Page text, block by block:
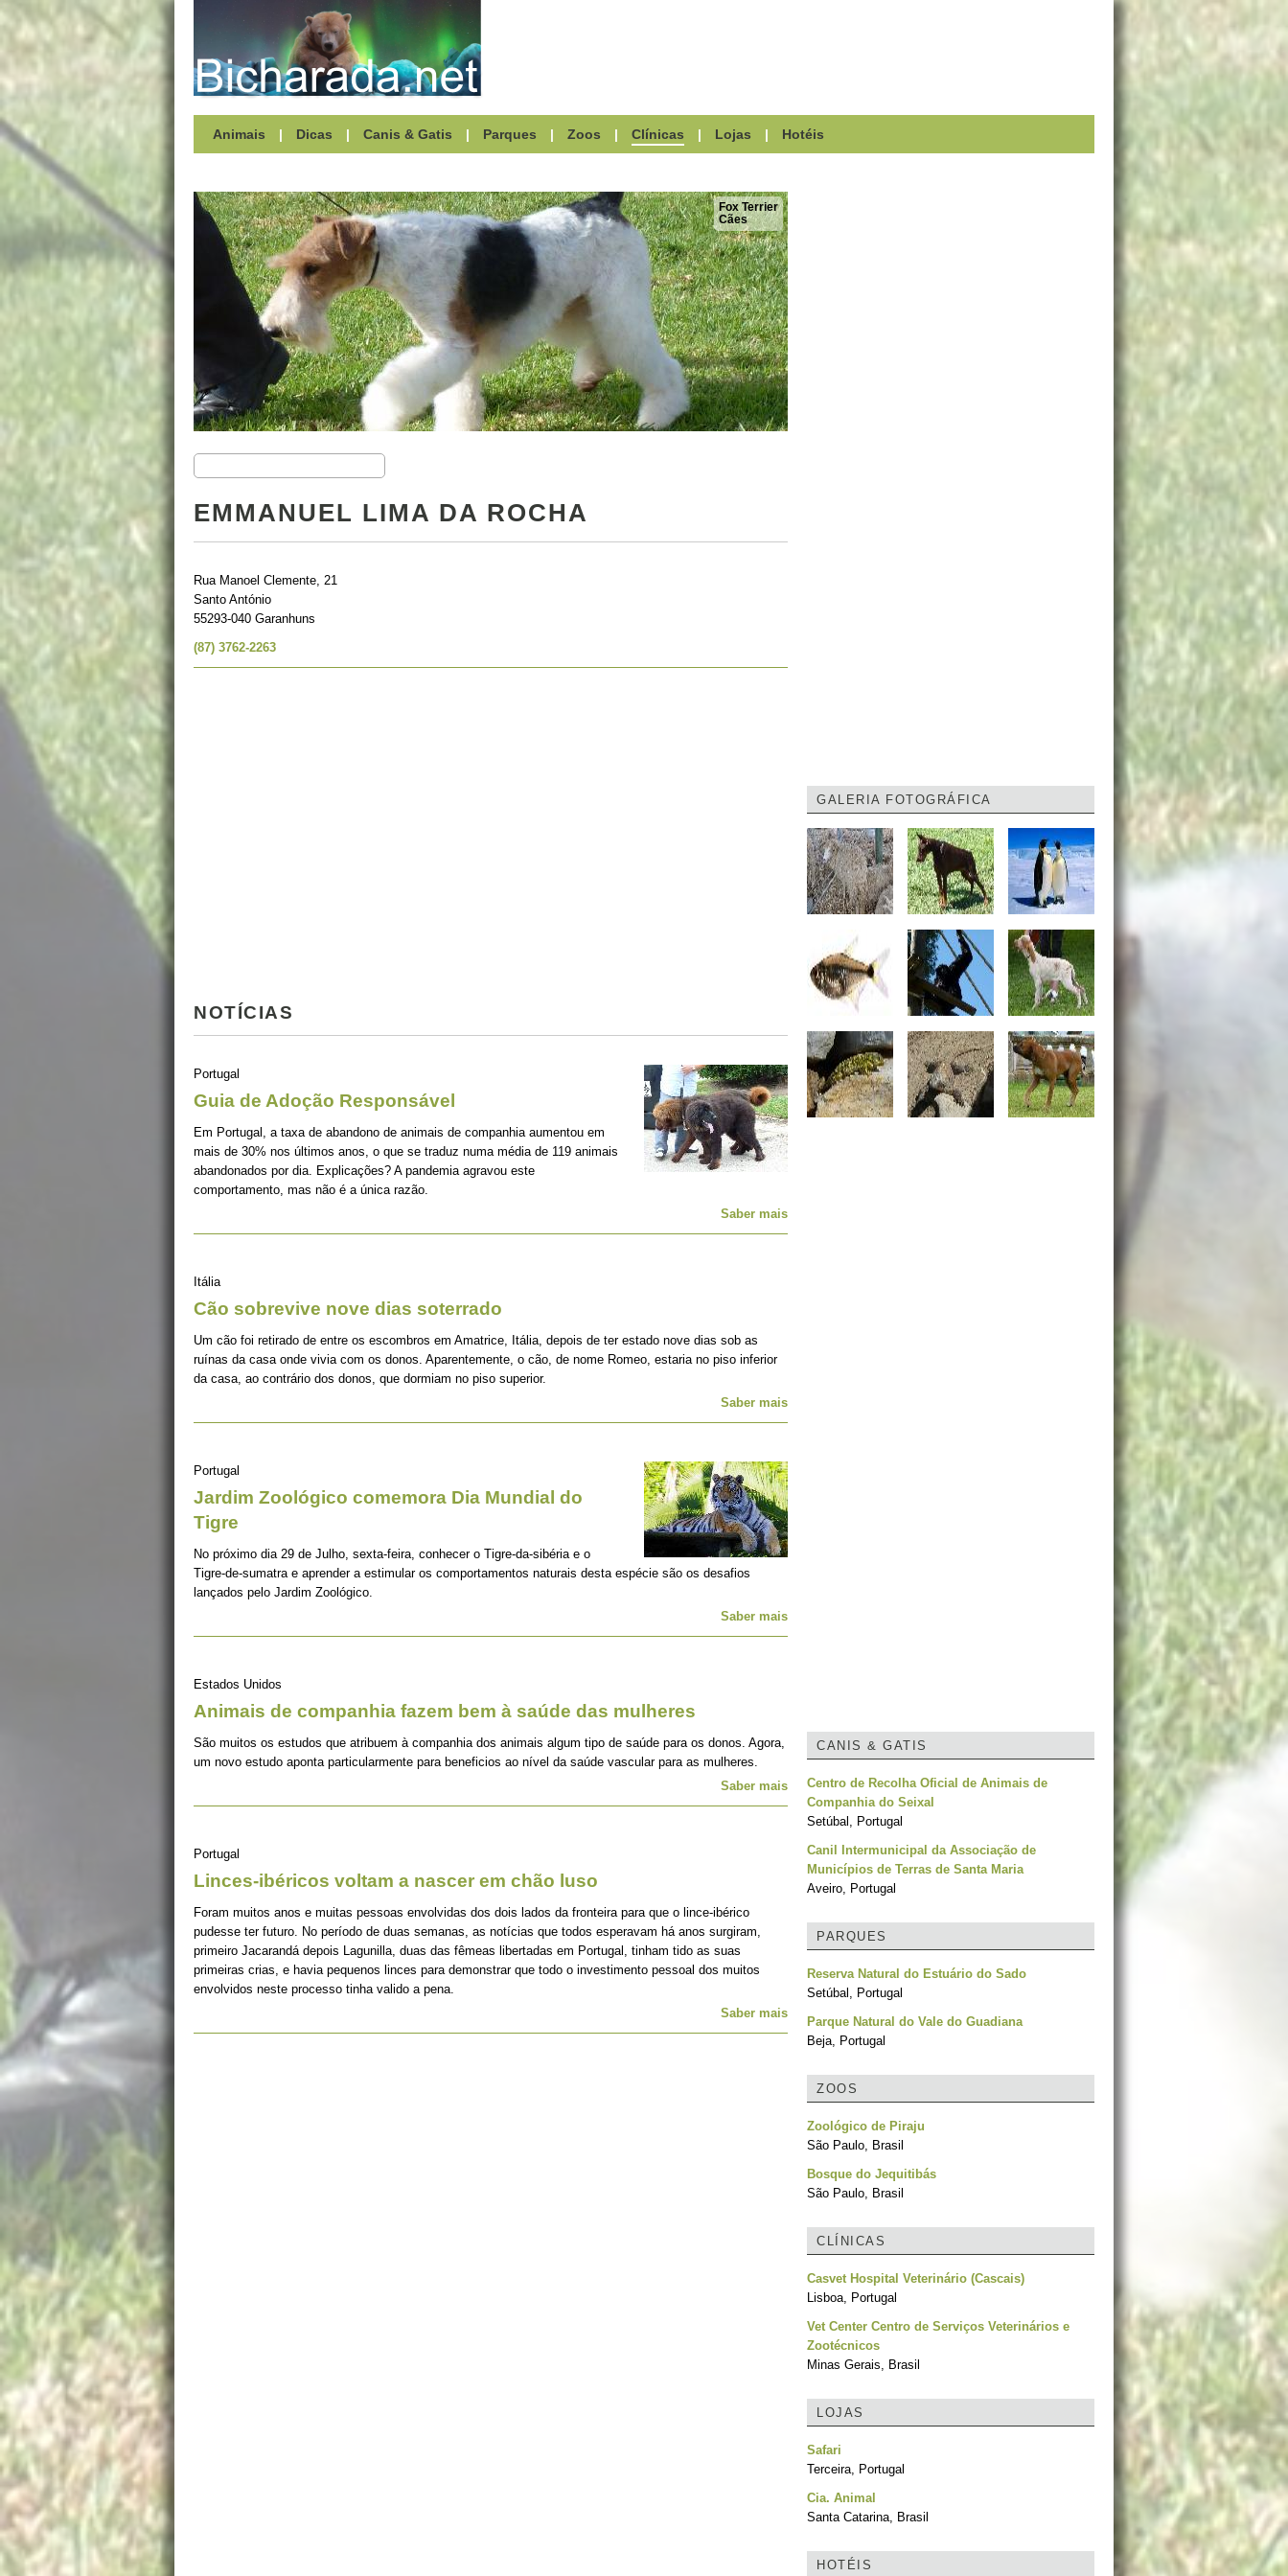
Animais | Dicas | Canis & Gatis | Parques | Zoos | Clínicas | Lojas | Hotéis
Fox Terrier
Cães
EMMANUEL LIMA DA ROCHA
Rua Manoel Clemente, 21
Santo António
55293-040 Garanhuns
(87) 3762-2263
NOTÍCIAS
Portugal
Guia de Adoção Responsável
Em Portugal, a taxa de abandono de animais de companhia aumentou em
mais de 30% nos últimos anos, o que se traduz numa média de 119 animais
abandonados por dia. Explicações? A pandemia agravou este
comportamento, mas não é a única razão.
Saber mais
Itália
Cão sobrevive nove dias soterrado
Um cão foi retirado de entre os escombros em Amatrice, Itália, depois de ter estado nove dias sob as
ruínas da casa onde vivia com os donos. Aparentemente, o cão, de nome Romeo, estaria no piso inferior
da casa, ao contrário dos donos, que dormiam no piso superior.
Saber mais
Portugal
Jardim Zoológico comemora Dia Mundial do
Tigre
No próximo dia 29 de Julho, sexta-feira, conhecer o Tigre-da-sibéria e o
Tigre-de-sumatra e aprender a estimular os comportamentos naturais desta espécie são os desafios
lançados pelo Jardim Zoológico.
Saber mais
Estados Unidos
Animais de companhia fazem bem à saúde das mulheres
São muitos os estudos que atribuem à companhia dos animais algum tipo de saúde para os donos. Agora,
um novo estudo aponta particularmente para beneficios ao nível da saúde vascular para as mulheres.
Saber mais
Portugal
Linces-ibéricos voltam a nascer em chão luso
Foram muitos anos e muitas pessoas envolvidas dos dois lados da fronteira para que o lince-ibérico
pudesse ter futuro. No período de duas semanas, as notícias que todos esperavam há anos surgiram,
primeiro Jacarandá depois Lagunilla, duas das fêmeas libertadas em Portugal, tinham tido as suas
primeiras crias, e havia pequenos linces para demonstrar que todo o investimento pessoal dos muitos
envolvidos neste processo tinha valido a pena.
Saber mais
GALERIA FOTOGRÁFICA
CANIS & GATIS
Centro de Recolha Oficial de Animais de
Companhia do Seixal
Setúbal, Portugal
Canil Intermunicipal da Associação de
Municípios de Terras de Santa Maria
Aveiro, Portugal
PARQUES
Reserva Natural do Estuário do Sado
Setúbal, Portugal
Parque Natural do Vale do Guadiana
Beja, Portugal
ZOOS
Zoológico de Piraju
São Paulo, Brasil
Bosque do Jequitibás
São Paulo, Brasil
CLÍNICAS
Casvet Hospital Veterinário (Cascais)
Lisboa, Portugal
Vet Center Centro de Serviços Veterinários e
Zootécnicos
Minas Gerais, Brasil
LOJAS
Safari
Terceira, Portugal
Cia. Animal
Santa Catarina, Brasil
HOTÉIS